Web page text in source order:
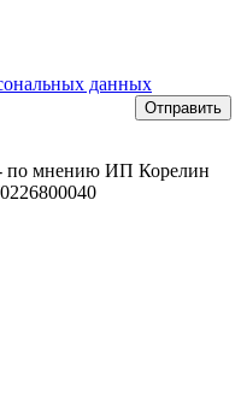
данных
Отправить
по мнению ИП Корелин